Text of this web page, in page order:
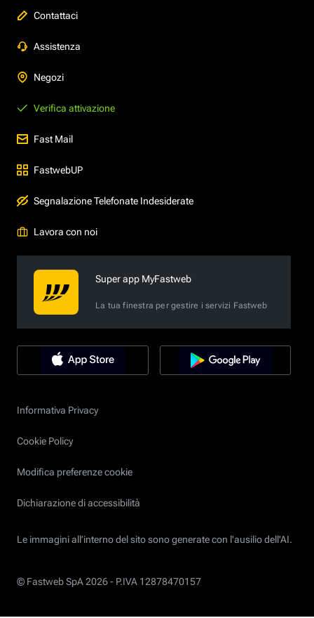
Contattaci
Assistenza
Negozi
Verifica attivazione
Fast Mail
FastwebUP
Segnalazione Telefonate Indesiderate
Lavora con noi
Super app MyFastweb
La tua finestra per gestire i servizi Fastweb
Informativa Privacy
Cookie Policy
Modifica preferenze cookie
Dichiarazione di accessibilità
Le immagini all’interno del sito sono generate con l'ausilio dell'AI.
© Fastweb SpA 2026 - P.IVA 12878470157